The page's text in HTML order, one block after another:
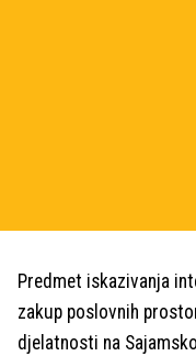
Predmet iskazivanja
zakup poslovnih
djelatnosti na